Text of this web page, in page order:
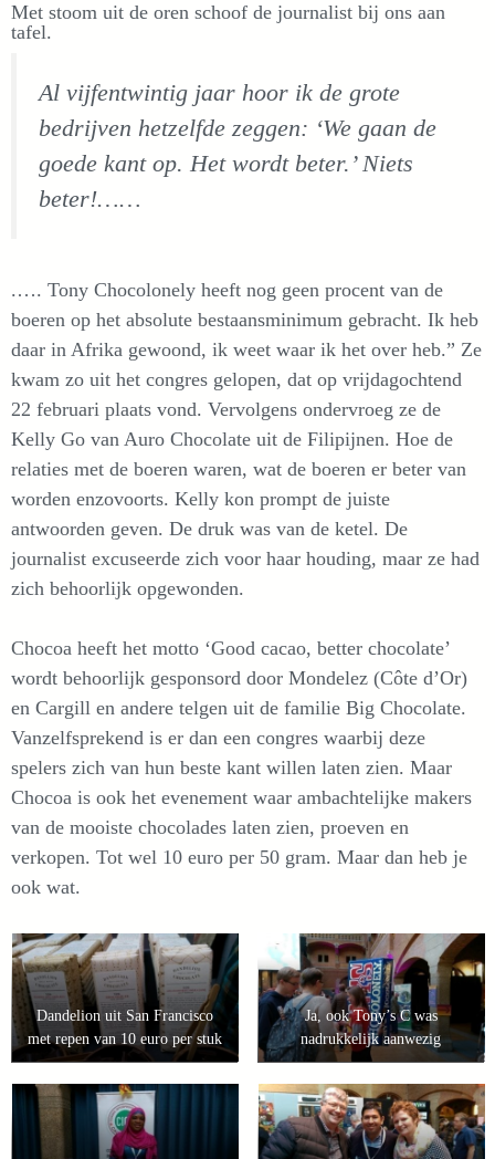
Met stoom uit de oren schoof de journalist bij ons aan
tafel.
Al vijfentwintig jaar hoor ik de grote
bedrijven hetzelfde zeggen: ‘We gaan de
goede kant op. Het wordt beter.’ Niets
beter!……
.…. Tony Chocolonely heeft nog geen procent van de
boeren op het absolute bestaansminimum gebracht. Ik heb
daar in Afrika gewoond, ik weet waar ik het over heb.” Ze
kwam zo uit het congres gelopen, dat op vrijdagochtend
22 februari plaats vond. Vervolgens ondervroeg ze de
Kelly Go van Auro Chocolate uit de Filipijnen. Hoe de
relaties met de boeren waren, wat de boeren er beter van
worden enzovoorts. Kelly kon prompt de juiste
antwoorden geven. De druk was van de ketel. De
journalist excuseerde zich voor haar houding, maar ze had
zich behoorlijk opgewonden.
Chocoa heeft het motto ‘Good cacao, better chocolate’
wordt behoorlijk gesponsord door Mondelez (Côte d’Or)
en Cargill en andere telgen uit de familie Big Chocolate.
Vanzelfsprekend is er dan een congres waarbij deze
spelers zich van hun beste kant willen laten zien. Maar
Chocoa is ook het evenement waar ambachtelijke makers
van de mooiste chocolades laten zien, proeven en
verkopen. Tot wel 10 euro per 50 gram. Maar dan heb je
ook wat.
Dandelion uit San Francisco
met repen van 10 euro per stuk
Ja, ook Tony’s C was
nadrukkelijk aanwezig